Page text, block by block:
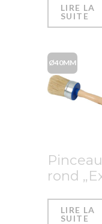
LIRE LA
SUITE
Pinceau
rond
Ø40MM
LIRE LA
SUITE